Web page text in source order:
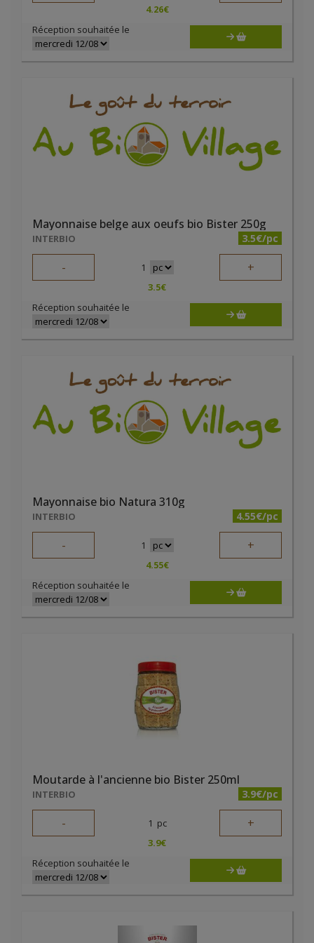
4.26€
Réception souhaitée le
Mayonnaise belge aux oeufs bio Bister 250g
INTERBIO 3.5€/pc
- 1 +
3.5€
Réception souhaitée le
Mayonnaise bio Natura 310g
INTERBIO 4.55€/pc
- 1 +
4.55€
Réception souhaitée le
Moutarde à l'ancienne bio Bister 250ml
INTERBIO 3.9€/pc
- 1 pc +
3.9€
Réception souhaitée le